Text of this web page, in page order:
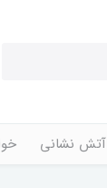
آتش نشانی